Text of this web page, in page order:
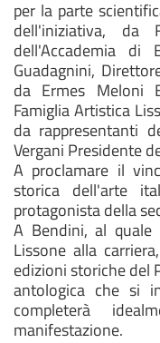
per la parte
dell'iniziativa, da
dell'Accademia
Guadagnini,
da Ermes Meloni
Famiglia Artistica
da rappresentanti
Vergani Presidente
A proclamare il
storica dell'arte
protagonista della
A Bendini, al
Lissone alla
edizioni storiche del
antologica che si
completerà
manifestazione.